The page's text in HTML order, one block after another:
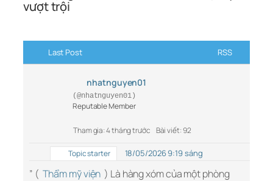
vượt trội
Last Post RSS
nhatnguyen01
(@nhatnguyen01)
Reputable Member
Tham gia: 4 tháng trước Bài viết: 92
Topic starter 18/05/2026 9:19 sáng
” ( Thẩm mỹ viện ) Là hàng xóm của một phòng